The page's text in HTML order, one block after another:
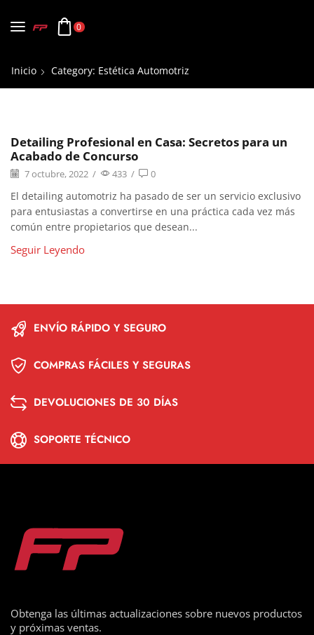
0
Inicio Category: Estética Automotriz
Detailing Profesional en Casa: Secretos para un
Acabado de Concurso
7 octubre, 2022 / 433 / 0
El detailing automotriz ha pasado de ser un servicio exclusivo
para entusiastas a convertirse en una práctica cada vez más
común entre propietarios que desean...
Seguir Leyendo
ENVÍO RÁPIDO Y SEGURO
COMPRAS FÁCILES Y SEGURAS
DEVOLUCIONES DE 30 DÍAS
SOPORTE TÉCNICO
Obtenga las últimas actualizaciones sobre nuevos productos
y próximas ventas.